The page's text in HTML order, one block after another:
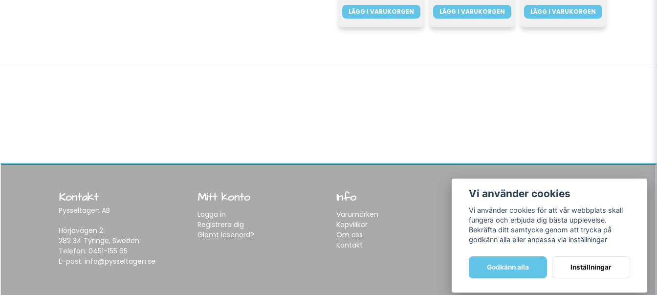
LÄGG I VARUKORGEN LÄGG I VARUKORGEN LÄGG I VARUKORGEN
Kontakt
Pysseltagen AB
Hörjavägen 2
282 34 Tyringe, Sweden
Telefon: 0451-155 65
E-post: info@pysseltagen.se
Mitt konto
Logga in
Registrera dig
Glömt lösenord?
Info
Varumärken
Köpvillkor
Om oss
Kontakt
Följ oss
Facebook
Instagram
Vi använder cookies
Vi använder cookies för att vår webbplats skall
fungera och erbjuda dig bästa upplevelse.
Bekräfta ditt samtycke genom att trycka på
godkänn alla eller anpassa via inställningar
Godkänn alla Inställningar